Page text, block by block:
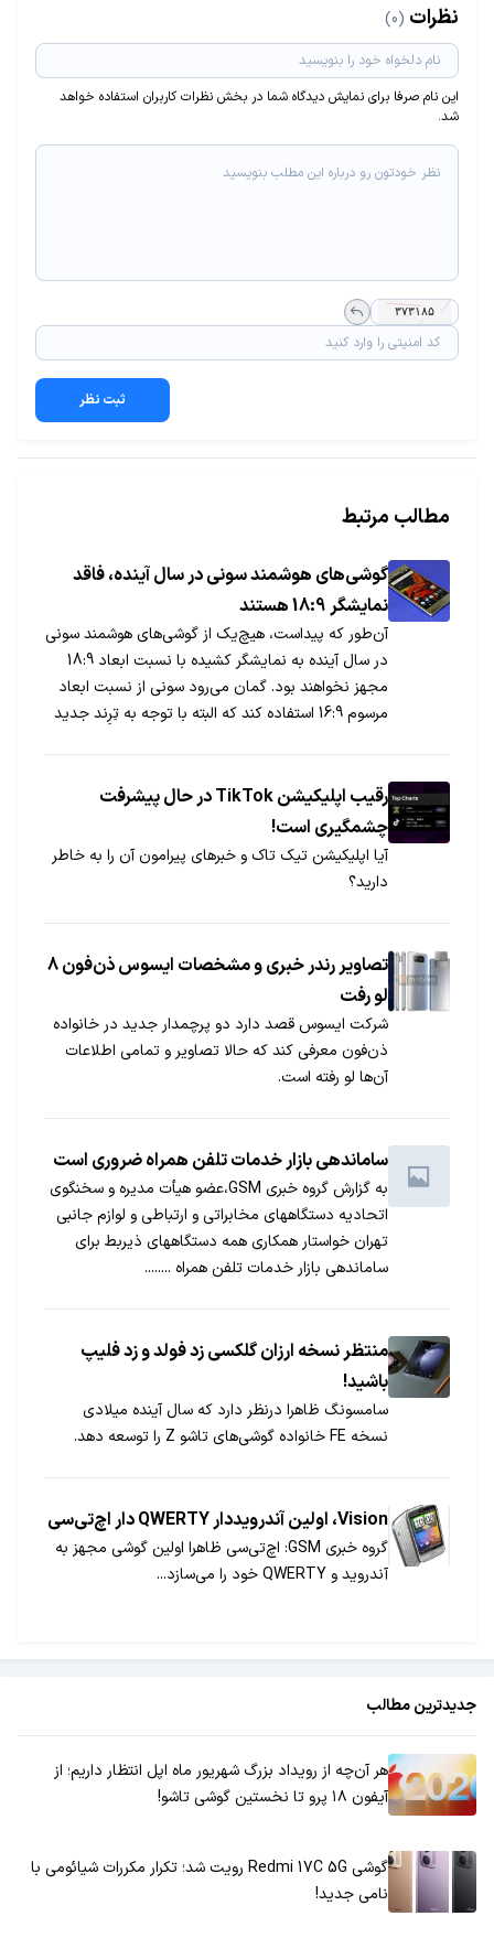
نظرات (0)
این نام صرفا برای نمایش دیدگاه شما در بخش نظرات کاربران استفاده خواهد
شد.
ثبت نظر
مطالب مرتبط
گوشی‌های هوشمند سونی در سال آینده، فاقد
نمایشگر 18:9 هستند
آن‌طور که پیداست، هیچ‌یک از گوشی‌های هوشمند سونی
در سال آینده به نمایشگر کشیده با نسبت ابعاد 18:9
مجهز نخواهند بود. گمان می‌رود سونی از نسبت ابعاد
مرسوم 16:9 استفاده کند که البته با توجه به تِرِند جدید
رقیب اپلیکیشن TikTok در حال پیشرفت
چشمگیری است!
آیا اپلیکیشن تیک تاک و خبرهای پیرامون آن را به خاطر
دارید؟
تصاویر رندر خبری و مشخصات ایسوس ذن‌فون 8
لو رفت
شرکت ایسوس قصد دارد دو پرچمدار جدید در خانواده
ذن‌فون معرفی کند که حالا تصاویر و تمامی اطلاعات
آن‌ها لو رفته است.
ساماندهی بازار خدمات تلفن همراه ضروری است
به گزارش گروه خبری GSM،عضو هیأت مدیره و سخنگوی
اتحادیه دستگاههای مخابراتی و ارتباطی و لوازم جانبی
تهران خواستار همکاری همه دستگاههای ذیربط برای
ساماندهی بازار خدمات تلفن همراه ........
منتظر نسخه ارزان گلکسی زد فولد و زد فلیپ
باشید!
سامسونگ ظاهرا درنظر دارد که سال آینده میلادی
نسخه FE خانواده گوشی‌های تاشو Z را توسعه دهد.
Vision، اولین آندرویددار QWERTY دار اچ‌تی‌سی
گروه خبری GSM: اچ‌تی‌سی ظاهرا اولین گوشی مجهز به
آندروید و QWERTY خود را می‌سازد...
جدیدترین مطالب
هر آن‌چه از رویداد بزرگ شهریور ماه اپل انتظار داریم؛ از
آیفون ۱۸ پرو تا نخستین گوشی تاشو!
گوشی Redmi 17C 5G رویت شد؛ تکرار مکررات شیائومی با
نامی جدید!